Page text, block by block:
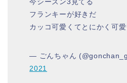
フランキーが好きだ
カッコ可愛くてとにかく可
— ごんちゃん
2021